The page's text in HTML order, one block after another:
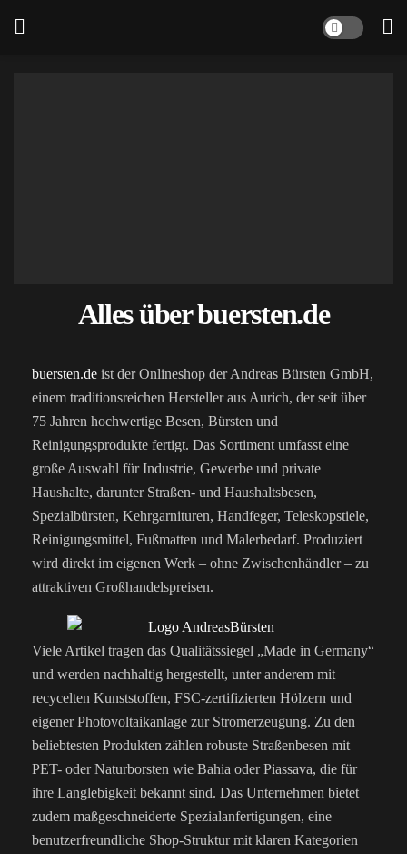
Alles über buersten.de
buersten.de ist der Onlineshop der Andreas Bürsten GmbH,
einem traditionsreichen Hersteller aus Aurich, der seit über
75 Jahren hochwertige Besen, Bürsten und
Reinigungsprodukte fertigt. Das Sortiment umfasst eine
große Auswahl für Industrie, Gewerbe und private
Haushalte, darunter Straßen- und Haushaltsbesen,
Spezialbürsten, Kehrgarnituren, Handfeger, Teleskopstiele,
Reinigungsmittel, Fußmatten und Malerbedarf. Produziert
wird direkt im eigenen Werk – ohne Zwischenhändler – zu
attraktiven Großhandelspreisen.
Viele Artikel tragen das Qualitätssiegel „Made in Germany“
und werden nachhaltig hergestellt, unter anderem mit
recycelten Kunststoffen, FSC-zertifizierten Hölzern und
eigener Photovoltaikanlage zur Stromerzeugung. Zu den
beliebtesten Produkten zählen robuste Straßenbesen mit
PET- oder Naturborsten wie Bahia oder Piassava, die für
ihre Langlebigkeit bekannt sind. Das Unternehmen bietet
zudem maßgeschneiderte Spezialanfertigungen, eine
benutzerfreundliche Shop-Struktur mit klaren Kategorien